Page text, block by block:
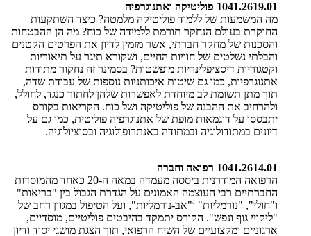
​1041.2619.01 פוליטיקה ואתנוגרפיה
מה המשמעות של ללמוד פוליטיקה מלמטה? כיצד השתקעות
החוקרת בעולם הנחקר תורמת ללמידה של כוח? מה הן ההבטחות
והסכנות של מחקר חברתי, אשר מזמין לדיון את הפרטים הקטנים
והבלתי נשלטים של חוויות החיים, ושקורא תיגר על תיאוריות
וקטגוריות דיסציפלינריות מופשטות? בסמינר זה נחקור מתודות
אתנוגרפיות, כמו גם שיטות איכותניות נוספות של עבודת שדה,
תוך מתן תשומת לב מיוחדת לאפשרות שלהן לחתור כנגד, לחולל,
ולהרחיב את ההבנה של פוליטיקה ושל כוח. הקריאות בקורס
יתבססו על דוגמאות מופת של אתנוגרפיה פוליטית, כמו גם על
דיונים במתודולוגיה ובמתודה באנתרופולוגיה ובסוציולוגיה.
1041.2614.01 רפואה וחברה
​הרפואה המודרנית ביססה מעמדה במאה ה-20 כאחד מהמוסדות
החברתיים רבי העוצמה האמונים על הגדרת הגבול בין "בריאות"
ו"חולי", "נורמליות" ו"אב-נורמליות", ועל הטיפול במגוון רחב של
"ליקויי גוף ונפש". הקורס יתמקד בהיבטים פוליטיים, מוסדיים,
ארגוניים ומקצועיים של השיח הרפואי, תוך הצגת מושגי יסוד ודיון